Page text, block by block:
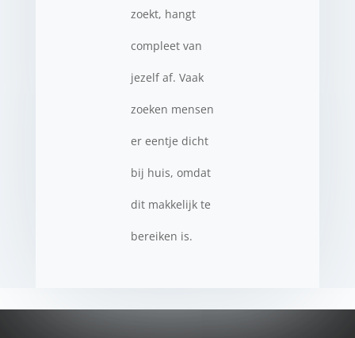
zoekt, hangt
compleet van
jezelf af. Vaak
zoeken mensen
er eentje dicht
bij huis, omdat
dit makkelijk te
bereiken is.